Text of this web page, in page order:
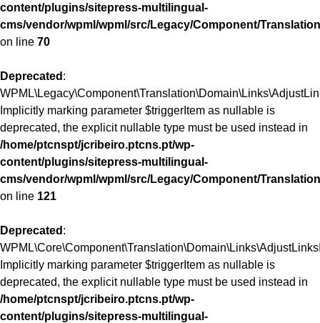
content/plugins/sitepress-multilingual-
cms/vendor/wpml/wpml/src/Legacy/Component/
on line 70
Deprecated :
Implicitly marking parameter $triggerItem as nullable is
deprecated, the explicit nullable type must be used instead in
/home/ptcnspt/jcribeiro.ptcns.pt/wp-
content/plugins/sitepress-multilingual-
cms/vendor/wpml/wpml/src/Legacy/Component/
on line 121
Deprecated :
Implicitly marking parameter $triggerItem as nullable is
deprecated, the explicit nullable type must be used instead in
/home/ptcnspt/jcribeiro.ptcns.pt/wp-
content/plugins/sitepress-multilingual-